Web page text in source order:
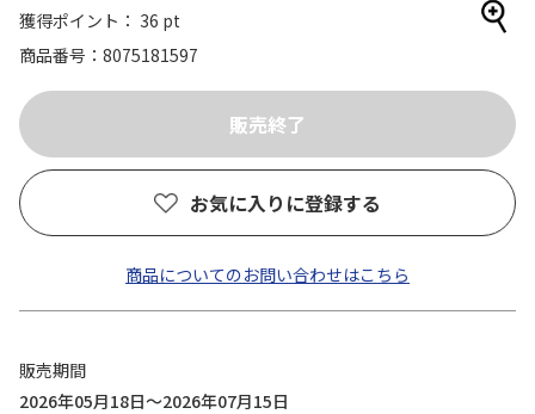
獲得ポイント： 36 pt
商品番号
8075181597
お気に入りに登録する
商品についてのお問い合わせはこちら
販売期間
2026年05月18日～2026年07月15日